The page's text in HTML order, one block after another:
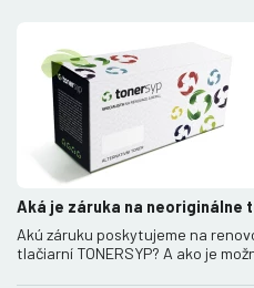
Aká je záruka na neoriginálne
Akú záruku poskytujeme na
tlačiarní TONERSYP? A ako je